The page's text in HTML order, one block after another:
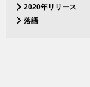
2020年リリース
落語